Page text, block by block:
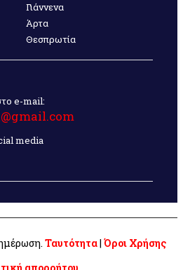
Γιάννενα
Άρτα
Θεσπρωτία
e-mail:
media
Ταυτότητα| Όροι Χρήσης